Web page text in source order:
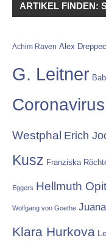
ARTIKEL FINDEN:
Achim Raven Alex Dreppec
G. Leitner
Coronavirus
Westphal Erich
Kusz Franziska
Eggers Hellmuth
Wolfgang von Goethe
Klara Hurkova